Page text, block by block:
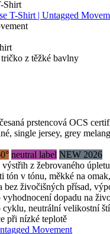
T-Shirt | Untagged
z těžké bavlny
prstencová OCS
single jersey, grey
neutral label NEW 2026
z žebrovaného
tón v tónu, měkké na
bez živočišných přísad,
vyhodnocení dopadu na
neutrální velikostní
při nízké teplotě
Movement